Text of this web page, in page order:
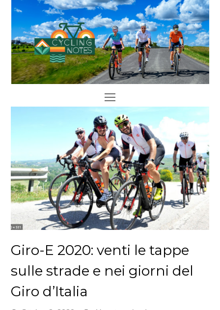
Open
Mobile
Menu
Giro-E 2020: venti le tappe
sulle strade e nei giorni del
Giro d’Italia